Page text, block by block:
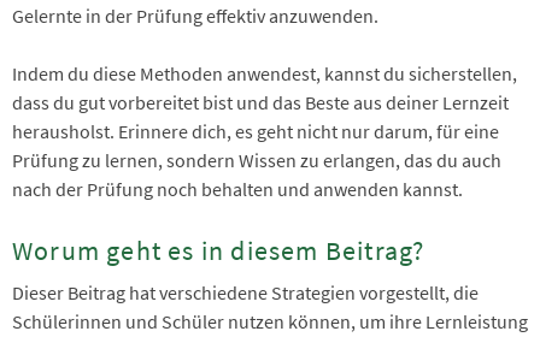
Gelernte in der Prüfung effektiv anzuwenden.
Indem du diese Methoden anwendest, kannst du sicherstellen,
dass du gut vorbereitet bist und das Beste aus deiner Lernzeit
herausholst. Erinnere dich, es geht nicht nur darum, für eine
Prüfung zu lernen, sondern Wissen zu erlangen, das du auch
nach der Prüfung noch behalten und anwenden kannst.
Worum geht es in diesem Beitrag?
Dieser Beitrag hat verschiedene Strategien vorgestellt, die
Schülerinnen und Schüler nutzen können, um ihre Lernleistung